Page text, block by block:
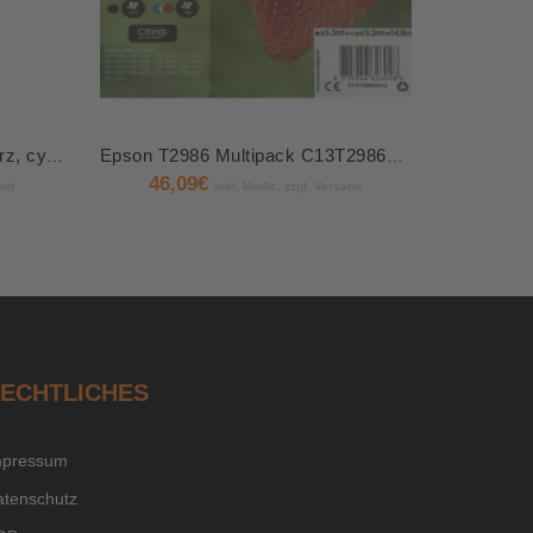
4 EPSON 102/T03R64 schwarz, cyan, magenta, gelb Tintenflaschen Epson T2986 Multipack C13T29864012
46,09€